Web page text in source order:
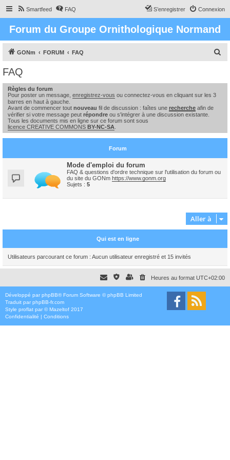
Smartfeed FAQ Connexion
S’enregistrer
Forum du Groupe Ornithologique Normand
GONm FORUM FAQ
h
FAQ
Règles du forum
Pour poster un message, enregistrez-vous ou connectez-vous en cliquant sur les 3
barres en haut à gauche.
Avant de commencer tout nouveau fil de discussion : faîtes une recherche afin de
vérifier si votre message peut répondre ou s'intégrer à une discussion existante.
Tous les documents mis en ligne sur ce forum sont sous
licence CREATIVE COMMONS BY-NC-SA
Forum
Mode d'emploi du forum
FAQ & questions d'ordre technique sur l'utilisation du forum ou
du site du GONm https://www.gonm.org
Sujets : 5
Aller à
Qui est en ligne
Utilisateurs parcourant ce forum : Aucun utilisateur enregistré et 15 invités
Heures au format UTC+02:00
Développé par phpBB® Forum Software © phpBB Limited
Traduit par phpBB-fr.com
Style proflat par ©Mazeltof 2017
Confidentialité | Conditions